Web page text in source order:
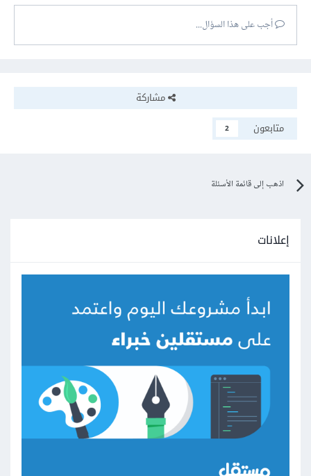
أجب على هذا السؤال...
مشاركة
متابعون
2
اذهب إلى قائمة الأسئلة
إعلانات